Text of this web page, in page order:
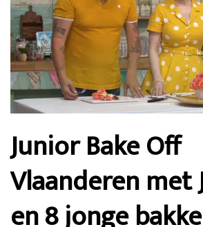
Junior Bake Off
Vlaanderen met
en 8 jonge